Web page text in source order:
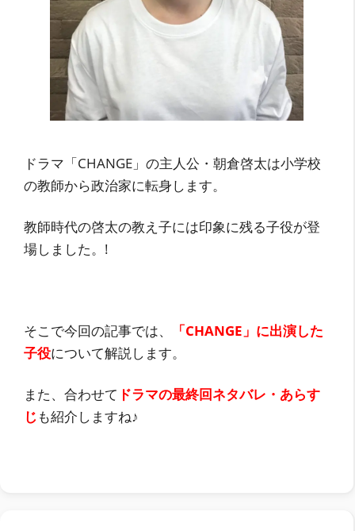
ドラマ「CHANGE」の主人公・朝倉啓太は小学校
の教師から政治家に転身します。
教師時代の啓太の教え子には印象に残る子役が登
場しました。!
そこで今回の記事では、
「CHANGE」に出演した
子役について解説します。
また、合わせて ドラマの最終回ネタバレ・あらす
じも紹介しますね♪